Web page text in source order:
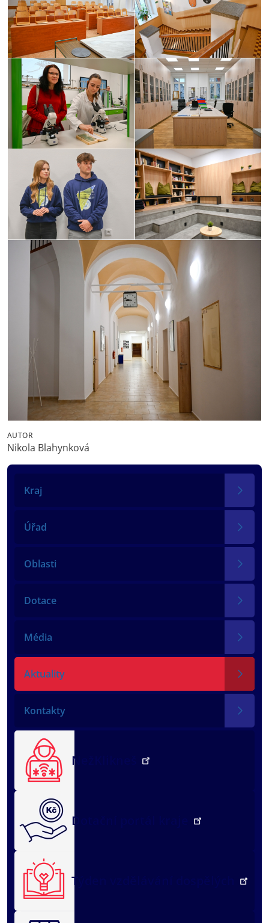
Kraj
Úřad
Oblasti
Dotace
Média
Aktuality
Kontakty
NežKlikneš
Dotační portál kraje
Týden vzdělávání dospělých
AUTOR
Nikola Blahynková